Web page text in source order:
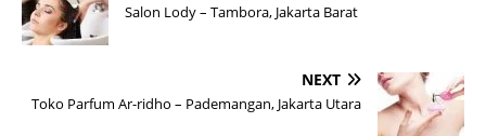
Salon Lody – Tambora, Jakarta Barat
NEXT
Toko Parfum Ar-ridho – Pademangan, Jakarta Utara